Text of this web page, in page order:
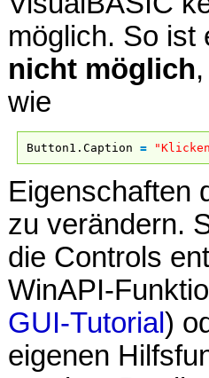
möglich. So ist
nicht möglich
wie
Button1.Caption =
Eigenschaften
zu verändern.
die Controls
WinAPI-
GUI-Tutorial)
eigenen